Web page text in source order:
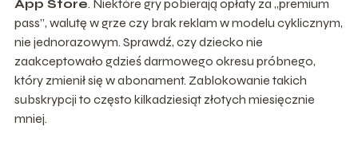
App Store. Niektóre gry pobierają opłaty za „premium
pass”, walutę w grze czy brak reklam w modelu cyklicznym,
nie jednorazowym. Sprawdź, czy dziecko nie
zaakceptowało gdzieś darmowego okresu próbnego,
który zmienił się w abonament. Zablokowanie takich
subskrypcji to często kilkadziesiąt złotych miesięcznie
mniej.